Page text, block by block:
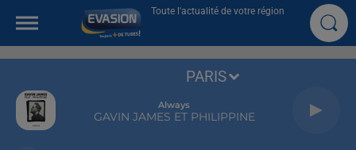
Toute l'actualité de votre région
Always
GAVIN JAMES ET PHILIPPINE
PARIS